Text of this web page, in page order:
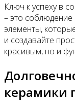
Ключ к успеху в
– это
элементы,
и создавайте
красивым, но и
керамики